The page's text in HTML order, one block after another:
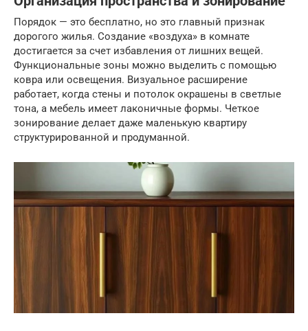
Порядок — это бесплатно, но это главный признак
дорогого жилья. Создание «воздуха» в комнате
достигается за счет избавления от лишних вещей.
Функциональные зоны можно выделить с помощью
ковра или освещения. Визуальное расширение
работает, когда стены и потолок окрашены в светлые
тона, а мебель имеет лаконичные формы. Четкое
зонирование делает даже маленькую квартиру
структурированной и продуманной.